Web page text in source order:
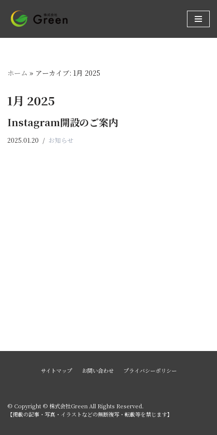
コ
ン
ツ
ス
ッ
プ
ホーム » アーカイブ: 1月 2025
1月 2025
Instagram開設のご案内
2025.01.20 お知らせ
サイトマップ お問い合わせ プライバシーポリシー
© Copyright © 株式会社Green All Rights Reserved.
【掲載の記事・写真・イラストなどの無断複写・転載等を禁じます】